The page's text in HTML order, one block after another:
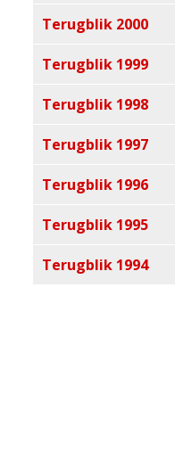
Terugblik 2000
Terugblik 1999
Terugblik 1998
Terugblik 1997
Terugblik 1996
Terugblik 1995
Terugblik 1994